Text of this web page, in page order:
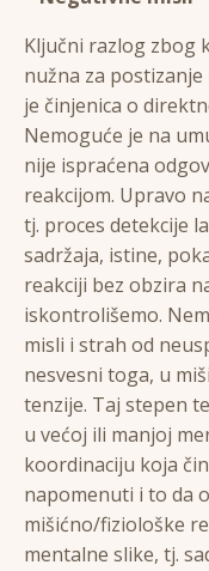
Ključni razlog zbog
nužna za
je činjenica o
Nemoguće je na
nije ispraćena
reakcijom. Upravo
tj. proces detekcije
sadržaja, istine,
reakciji bez obzira
iskontrolišemo.
misli i strah od
nesvesni toga, u
tenzije. Taj stepen
u većoj ili manjoj
koordinaciju koja
napomenuti i to da
mišićno/fiziološke
mentalne slike, tj.